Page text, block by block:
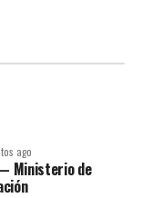
ago
Ministerio de